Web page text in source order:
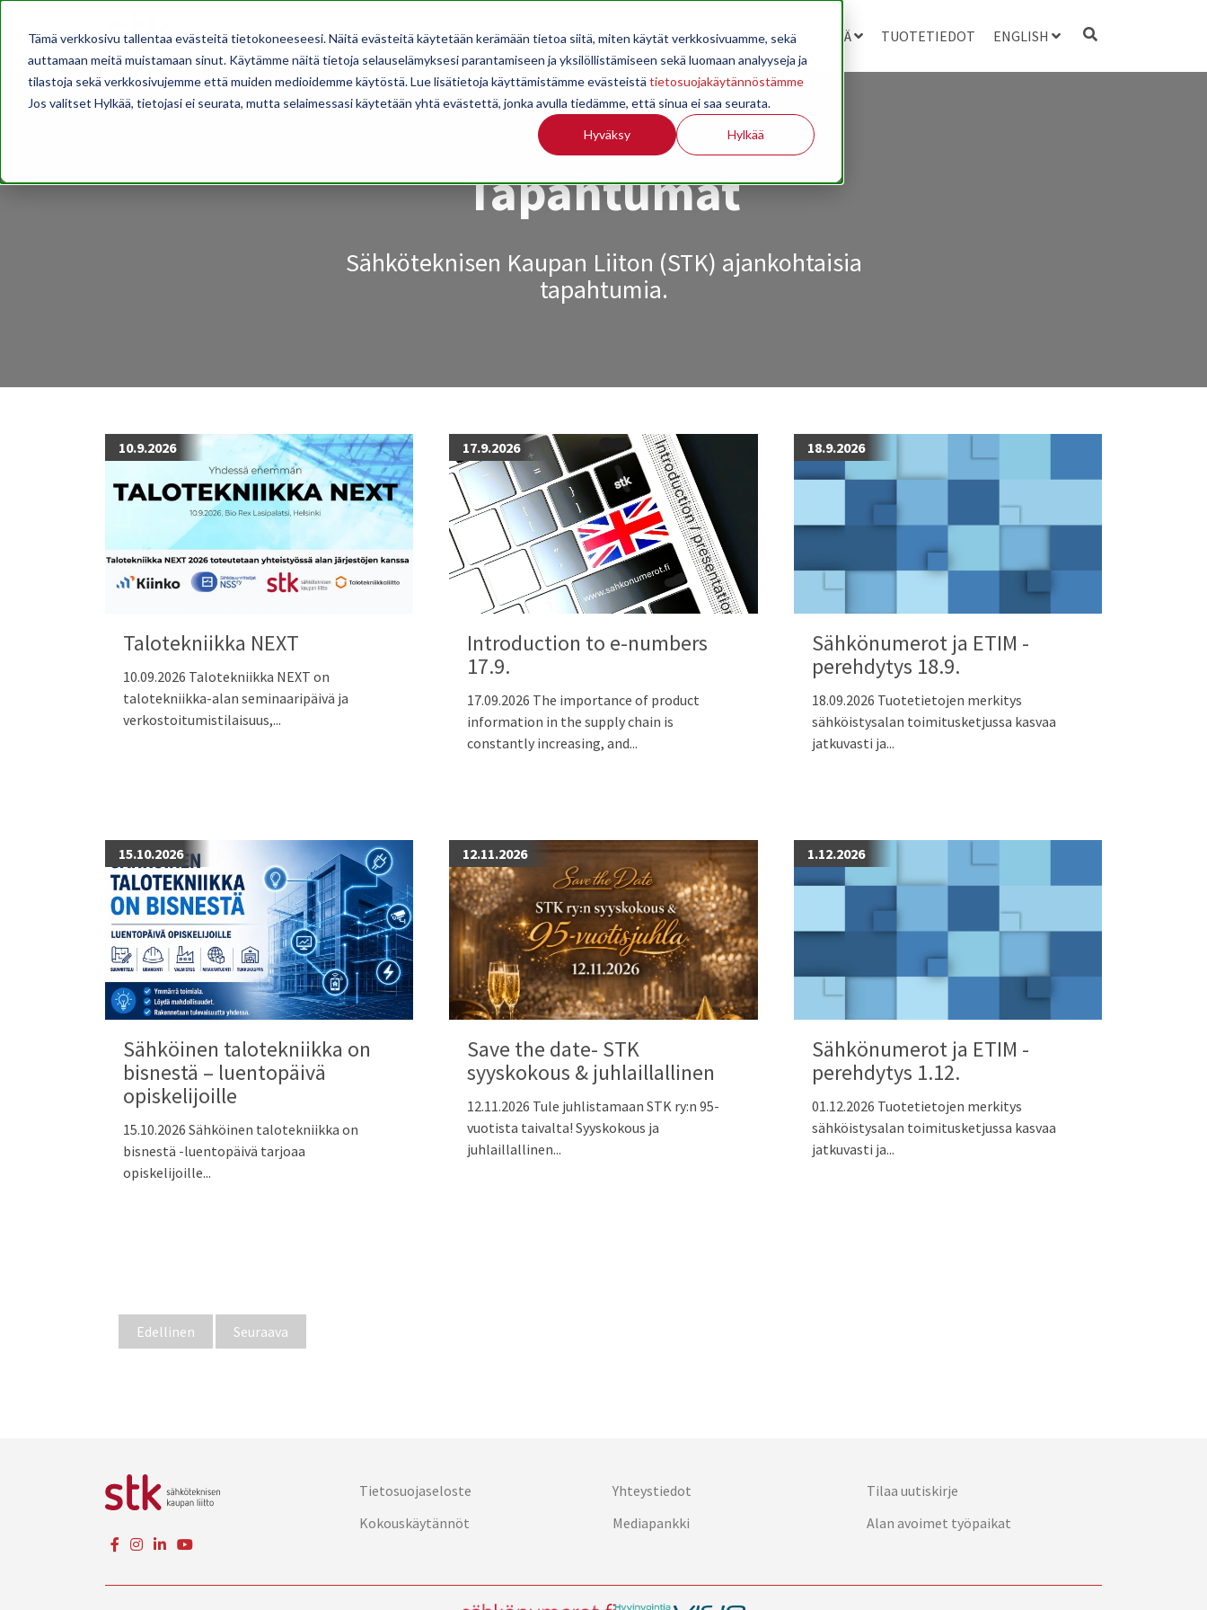
Tämä verkkosivu tallentaa evästeitä tietokoneeseesi. Näitä evästeitä käytetään kerämään tietoa siitä, miten käytät verkkosivuamme, sekä
auttamaan meitä muistamaan sinut. Käytämme näitä tietoja selauselämyksesi parantamiseen ja yksilöllistämiseen sekä luomaan analyyseja ja
tilastoja sekä verkkosivujemme että muiden medioidemme käytöstä. Lue lisätietoja käyttämistämme evästeistä tietosuojakäytännöstämme
Jos valitset Hylkää, tietojasi ei seurata, mutta selaimessasi käytetään yhtä evästettä, jonka avulla tiedämme, että sinua ei saa seurata.
Hyväksy Hylkää
AJANKOHTAISTA OPPILAITOKSILLE JÄSENYYS TILASTOINTI TIETOA MEISTÄ TUOTETIEDOT ENGLISH
Tapahtumat
Sähköteknisen Kaupan Liiton (STK) ajankohtaisia
tapahtumia.
10.9.2026
Talotekniikka NEXT
10.09.2026 Talotekniikka NEXT on
talotekniikka-alan seminaaripäivä ja
verkostoitumistilaisuus,...
17.9.2026
Introduction to e-numbers
17.9.
17.09.2026 The importance of product
information in the supply chain is
constantly increasing, and...
18.9.2026
Sähkönumerot ja ETIM -
perehdytys 18.9.
18.09.2026 Tuotetietojen merkitys
sähköistysalan toimitusketjussa kasvaa
jatkuvasti ja...
15.10.2026
Sähköinen talotekniikka on
bisnestä – luentopäivä
opiskelijoille
15.10.2026 Sähköinen talotekniikka on
bisnestä -luentopäivä tarjoaa
opiskelijoille...
12.11.2026
Save the date- STK
syyskokous & juhlaillallinen
12.11.2026 Tule juhlistamaan STK ry:n 95-
vuotista taivalta! Syyskokous ja
juhlaillallinen...
1.12.2026
Sähkönumerot ja ETIM -
perehdytys 1.12.
01.12.2026 Tuotetietojen merkitys
sähköistysalan toimitusketjussa kasvaa
jatkuvasti ja...
Edellinen Seuraava
Tietosuojaseloste
Kokouskäytännöt
Yhteystiedot
Mediapankki
Tilaa uutiskirje
Alan avoimet työpaikat